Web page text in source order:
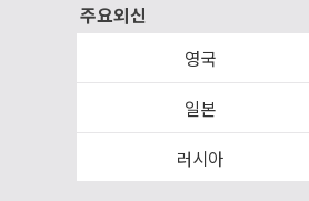
주요외신
영국
일본
러시아